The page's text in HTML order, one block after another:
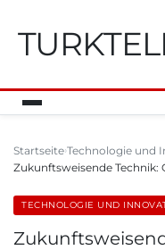
Startseite Technologie und
Zukunftsweisende Technik:
TECHNOLOGIE UND